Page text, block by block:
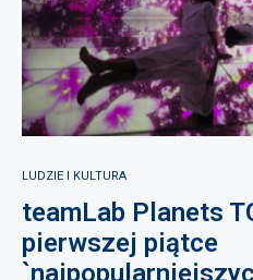
LUDZIE I KULTURA
teamLab Planets
pierwszej piątce